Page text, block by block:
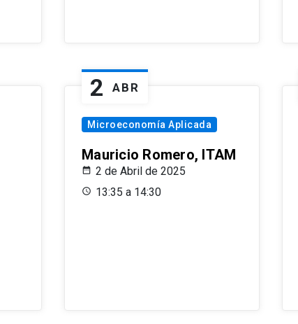
2 ABR
Microeconomía Aplicada
Mauricio Romero, ITAM
2 de Abril de 2025
13:35 a 14:30